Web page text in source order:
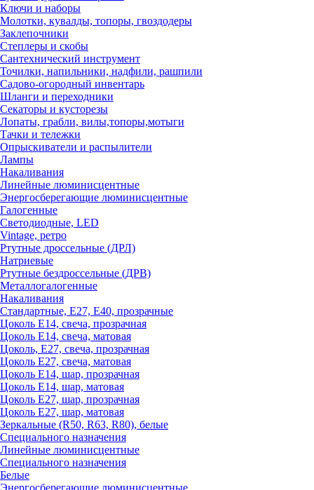
Ключи и наборы
Молотки, кувалды, топоры, гвоздодеры
Заклепочники
Степлеры и скобы
Сантехнический инструмент
Точилки, напильники, надфили, рашпили
Садово-огородный инвентарь
Шланги и переходники
Секаторы и кусторезы
Лопаты, грабли, вилы,топоры,мотыги
Тачки и тележки
Опрыскиватели и распылители
Лампы
Накаливания
Линейные люминисцентные
Энергосберегающие люминисцентные
Галогенные
Светодиодные, LED
Vintage, ретро
Ртутные дроссельные (ДРЛ)
Натриевые
Ртутные бездроссельные (ДРВ)
Металлогалогенные
Накаливания
Стандартные, Е27, Е40, прозрачные
Цоколь Е14, свеча, прозрачная
Цоколь Е14, свеча, матовая
Цоколь, Е27, свеча, прозрачная
Цоколь Е27, свеча, матовая
Цоколь Е14, шар, прозрачная
Цоколь Е14, шар, матовая
Цоколь Е27, шар, прозрачная
Цоколь Е27, шар, матовая
Зеркальные (R50, R63, R80), белые
Специального назначения
Линейные люминисцентные
Специального назначения
Белые
Энергосберегающие люминисцентные